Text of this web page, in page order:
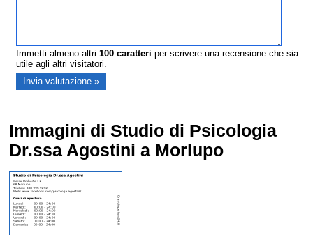
Immetti almeno altri100 caratteri per scrivere una recensione che sia
utile agli altri visitatori.
Immagini di Studio di Psicologia
Dr.ssa Agostini a Morlupo